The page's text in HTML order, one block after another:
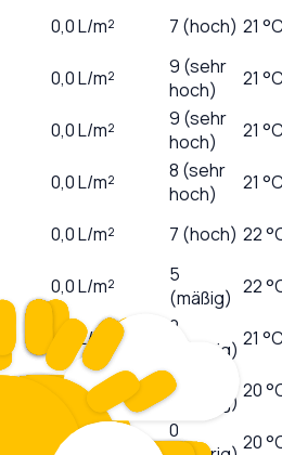
0,0L/m² 7 (hoch) 21
0,0L/m²
9 (sehr
hoch)
21
0,0L/m²
9 (sehr
hoch)
21
0,0L/m²
8 (sehr
hoch)
21
0,0L/m² 7 (hoch) 22
0,0L/m²
5
(mäßig) 22
0,0 L/m²
2
(niedrig) 21
0,0L/m²
1
(niedrig) 20
0,0
0
20